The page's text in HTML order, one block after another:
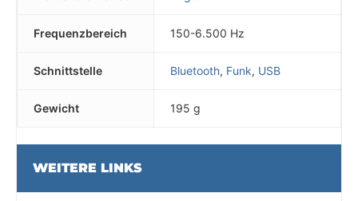
Frequenzbereich 150-6.500 Hz
Schnittstelle Bluetooth, Funk, USB
Gewicht 195 g
WEITERE LINKS